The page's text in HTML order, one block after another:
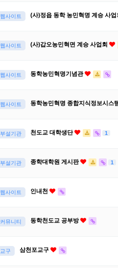
웹사이트 (사)정읍 동학 농민혁명 계승 사업
웹사이트 (사)갑오농민혁면 계승 사업회
웹사이트 동학농민혁명기념관
웹사이트 동학농민혁명 종합지식정보시스
부설기관 천도교 대학생단 1
부설기관 종학대학원 게시판 1
웹사이트 인내천
커뮤니티 동학천도교 공부방
교구 삼천포교구